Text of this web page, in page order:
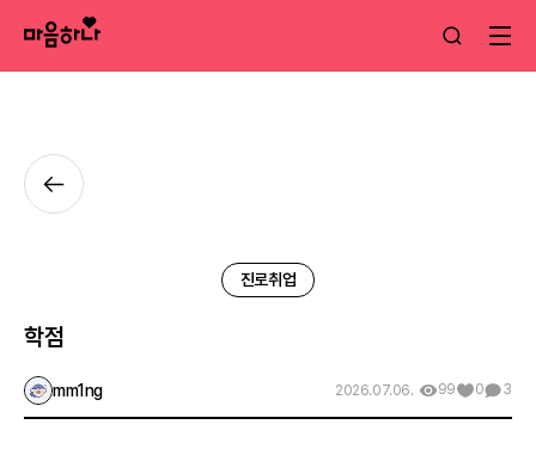
진로취업
학점
mm1ng 2026.07.06. 99 0 3